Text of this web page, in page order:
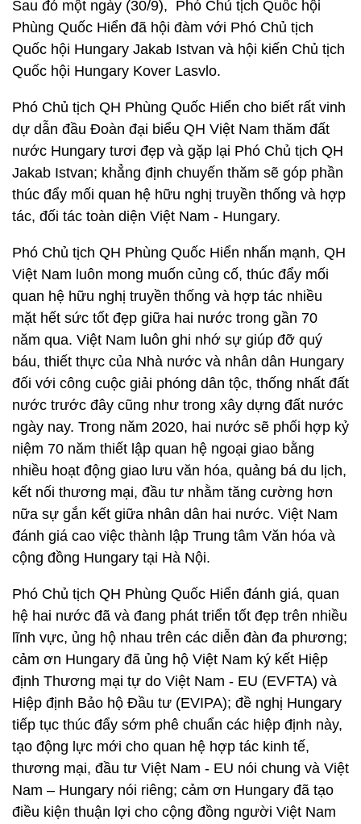
Sau đó một ngày (30/9), Phó Chủ tịch Quốc hội
Phùng Quốc Hiển đã hội đàm với Phó Chủ tịch
Quốc hội Hungary Jakab Istvan và hội kiến Chủ tịch
Quốc hội Hungary Kover Lasvlo.
Phó Chủ tịch QH Phùng Quốc Hiển cho biết rất vinh
dự dẫn đầu Đoàn đại biểu QH Việt Nam thăm đất
nước Hungary tươi đẹp và gặp lại Phó Chủ tịch QH
Jakab Istvan; khẳng định chuyến thăm sẽ góp phần
thúc đẩy mối quan hệ hữu nghị truyền thống và hợp
tác, đối tác toàn diện Việt Nam - Hungary.
Phó Chủ tịch QH Phùng Quốc Hiển nhấn mạnh, QH
Việt Nam luôn mong muốn củng cố, thúc đẩy mối
quan hệ hữu nghị truyền thống và hợp tác nhiều
mặt hết sức tốt đẹp giữa hai nước trong gần 70
năm qua. Việt Nam luôn ghi nhớ sự giúp đỡ quý
báu, thiết thực của Nhà nước và nhân dân Hungary
đối với công cuộc giải phóng dân tộc, thống nhất đất
nước trước đây cũng như trong xây dựng đất nước
ngày nay. Trong năm 2020, hai nước sẽ phối hợp kỷ
niệm 70 năm thiết lập quan hệ ngoại giao bằng
nhiều hoạt động giao lưu văn hóa, quảng bá du lịch,
kết nối thương mại, đầu tư nhằm tăng cường hơn
nữa sự gắn kết giữa nhân dân hai nước. Việt Nam
đánh giá cao việc thành lập Trung tâm Văn hóa và
cộng đồng Hungary tại Hà Nội.
Phó Chủ tịch QH Phùng Quốc Hiển đánh giá, quan
hệ hai nước đã và đang phát triển tốt đẹp trên nhiều
lĩnh vực, ủng hộ nhau trên các diễn đàn đa phương;
cảm ơn Hungary đã ủng hộ Việt Nam ký kết Hiệp
định Thương mại tự do Việt Nam - EU (EVFTA) và
Hiệp định Bảo hộ Đầu tư (EVIPA); đề nghị Hungary
tiếp tục thúc đẩy sớm phê chuẩn các hiệp định này,
tạo động lực mới cho quan hệ hợp tác kinh tế,
thương mại, đầu tư Việt Nam - EU nói chung và Việt
Nam – Hungary nói riêng; cảm ơn Hungary đã tạo
điều kiện thuận lợi cho cộng đồng người Việt Nam